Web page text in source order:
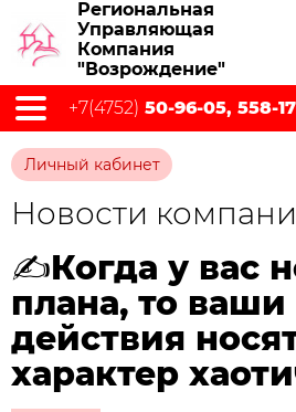
Региональная
Управляющая
Компания
"Возрождение"
+7(4752) 50-96-05, 558-
Личный кабинет
Новости
✍️Когда у вас
плана, то ваши
действия
характер